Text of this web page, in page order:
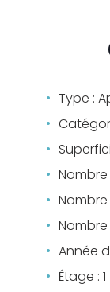
Type :
Nombre
Nombre
Année
Étage : 1